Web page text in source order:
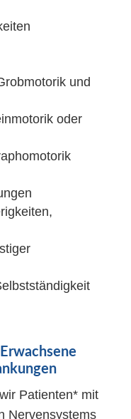
und
oder
Patienten* mit
Nervensystems